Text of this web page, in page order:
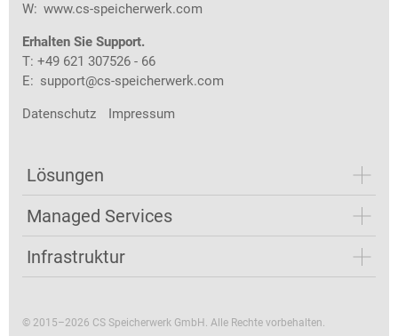
W: www.cs-speicherwerk.com
Erhalten Sie Support.
T: +49 621 307526 - 66
E: support@cs-speicherwerk.com
Datenschutz Impressum
Lösungen
Managed Services
Infrastruktur
© 2015–2026 CS Speicherwerk GmbH. Alle Rechte vorbehalten.